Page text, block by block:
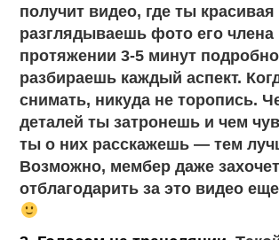
получит видео, где ты красивая
разглядываешь фото его члена
протяжении 3-5 минут подробно
разбираешь каждый аспект.
снимать, никуда не торопись.
деталей ты затронешь и чем
ты о них расскажешь — тем
Возможно, мембер даже
отблагодарить за это видео